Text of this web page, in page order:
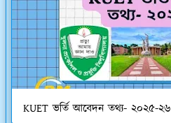
KUET ভর্তি আবেদন তথ্য- ২০২৫-২৬